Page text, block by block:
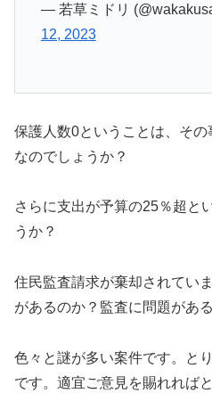
— 若草ミドリ
12, 2023
保護人数0ということは、そ
なのでしょうか？
さらに支出が予算の25％超と
うか？
住民監査請求が棄却されてい
があるのか？監査に問題があ
色々と謎が多い案件です。と
です。適宜ご意見を賜れれば